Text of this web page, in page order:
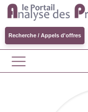
Recherche / Appels d'offres